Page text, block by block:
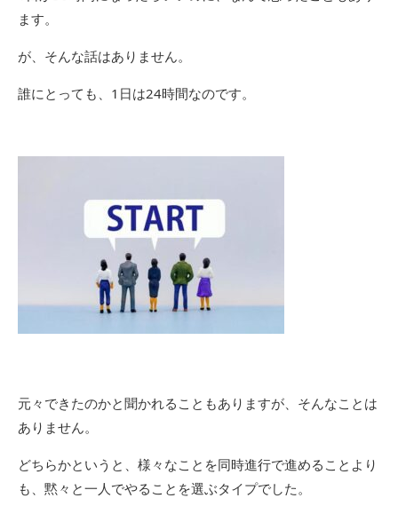
ます。
が、そんな話はありません。
誰にとっても、1日は24時間なのです。
元々できたのかと聞かれることもありますが、そんなことは
ありません。
どちらかというと、様々なことを同時進行で進めることより
も、黙々と一人でやることを選ぶタイプでした。